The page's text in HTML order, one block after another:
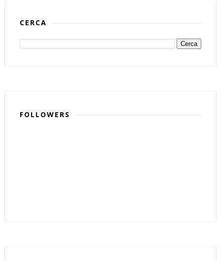
CERCA
FOLLOWERS